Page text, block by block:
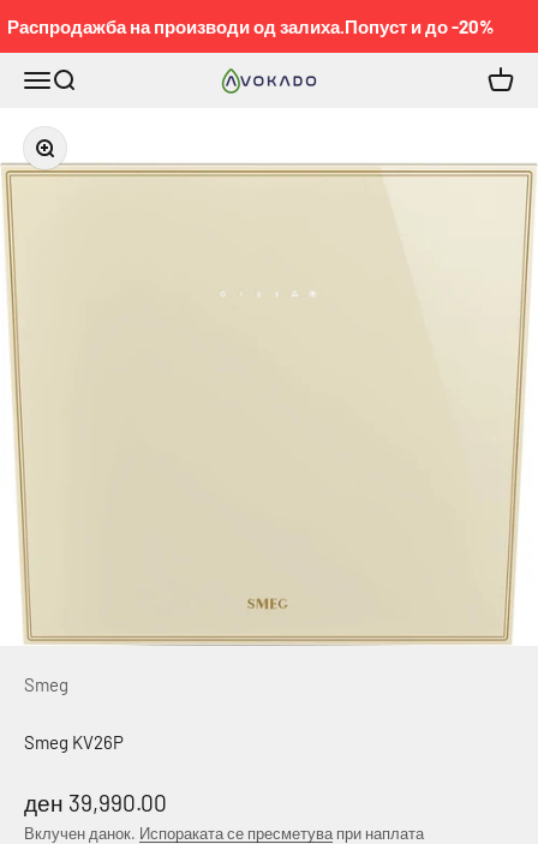
Распродажба на производи од залиха.Попуст и до -20%
MeniPretraga KOBEL™ Korpa
Приближи
Smeg
Smeg KV26P
Намалена цена
ден 39,990.00
Вклучен данок. Испораката се пресметува при наплата